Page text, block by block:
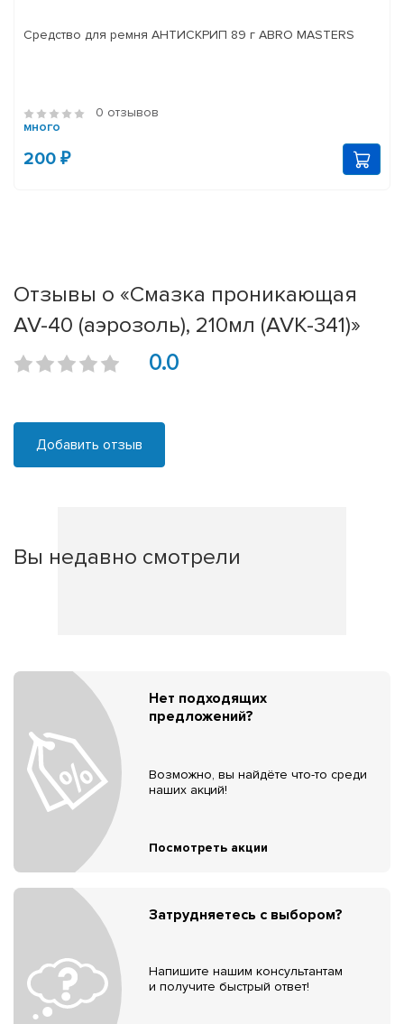
Средство для ремня АНТИСКРИП 89 г ABRO MASTERS
0 отзывов
много
200 ₽
Отзывы о «Смазка проникающая
AV-40 (аэрозоль), 210мл (AVK-341)»
0.0
Добавить отзыв
Вы недавно смотрели
Нет подходящих
предложений?
Возможно, вы найдёте что-то среди
наших акций!
Посмотреть акции
Затрудняетесь с выбором?
Напишите нашим консультантам
и получите быстрый ответ!